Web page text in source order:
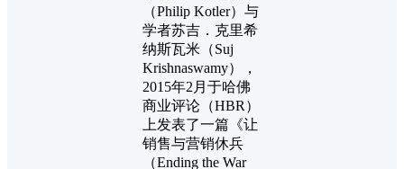
（Philip Kotler）与
学者苏吉．克里希
纳斯瓦米（Suj
Krishnaswamy），
2015年2月于哈佛
商业评论（HBR）
上发表了一篇《让
销售与营销休兵
（Ending the War